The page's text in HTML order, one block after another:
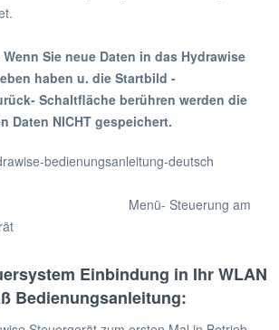
Sie neue Daten in das Hydrawise
haben u. die Startbild -
Schaltfläche berühren werden die
Daten NICHT gespeichert.
Steuerung am
Einbindung in Ihr WLAN
Bedienungsanleitung: